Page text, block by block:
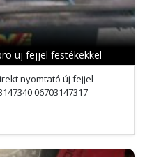
uj fejjel festékekkel
nyomtató új fejjel
06703147317